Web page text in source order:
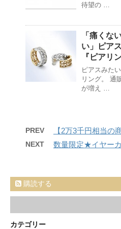
待望の …
「痛くな
い」ピア
『ピアリ
ピアスみた
リング。 通
が増え …
PREV 【2万3千円相当の
NEXT 数量限定★イヤー
購読する
カテゴリー